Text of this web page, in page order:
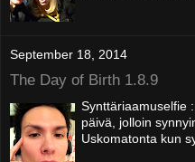
September 18, 2014
The Day of Birth 1.8.9
Synttäriaamuselfie
päivä, jolloin
Uskomatonta kun